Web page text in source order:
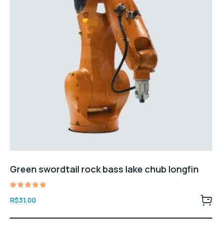
Green swordtail rock bass lake chub longfin
Avaliação
5.00
R$31.00